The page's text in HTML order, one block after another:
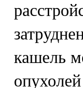
кашель